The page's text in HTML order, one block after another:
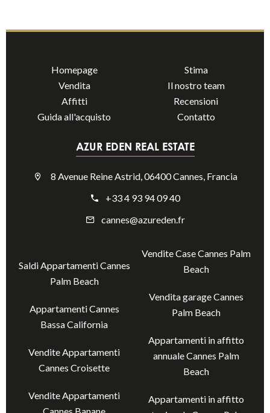
Homepage
Vendita
Affitti
Guida all'acquisto
Stima
Il nostro team
Recensioni
Contatto
AZUR EDEN REAL ESTATE
8 Avenue Reine Astrid, 06400 Cannes, Francia
+33 4 93 94 09 40
cannes@azureden.fr
Saldi Appartamenti Cannes
Palm Beach
Appartamenti Cannes
Bassa California
Vendite Appartamenti
Cannes Croisette
Vendite Appartamenti
Cannes Banane
Vendite Case Cannes Palm
Beach
Vendita garage Cannes
Palm Beach
Appartamenti in affitto
annuale Cannes Palm
Beach
Appartamenti in affitto